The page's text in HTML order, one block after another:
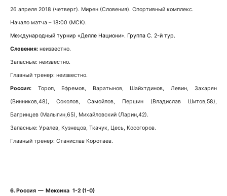
26 апреля 2018 (четверг). Мирен (Словения). Спортивный комплекс.
Начало матча – 18:00 (МСК).
Международный турнир «Делле Национи». Группа С. 2-й тур.
Словения: неизвестно.
Запасные: неизвестно.
Главный тренер: неизвестно.
Россия: Тороп, Ефремов, Варатынов, Шайхтдинов, Левин, Захарян
(Винников,48), Соколов, Самойлов, Першин (Владислав Шитов,58),
Багринцев (Малыгин,65), Михайловский (Ларин,42).
Запасные: Уралев, Кузнецов, Ткачук, Цесь, Косогоров.
Главный тренер: Станислав Коротаев.
6. Россия — Мексика 1-2 (1-0)